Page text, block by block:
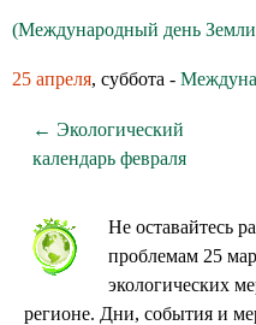
(Международный день
25 апреля, суббота -
← Экологический
календарь февраля
Не оставайтесь
проблемам 25
экологических
регионе. Дни, события и